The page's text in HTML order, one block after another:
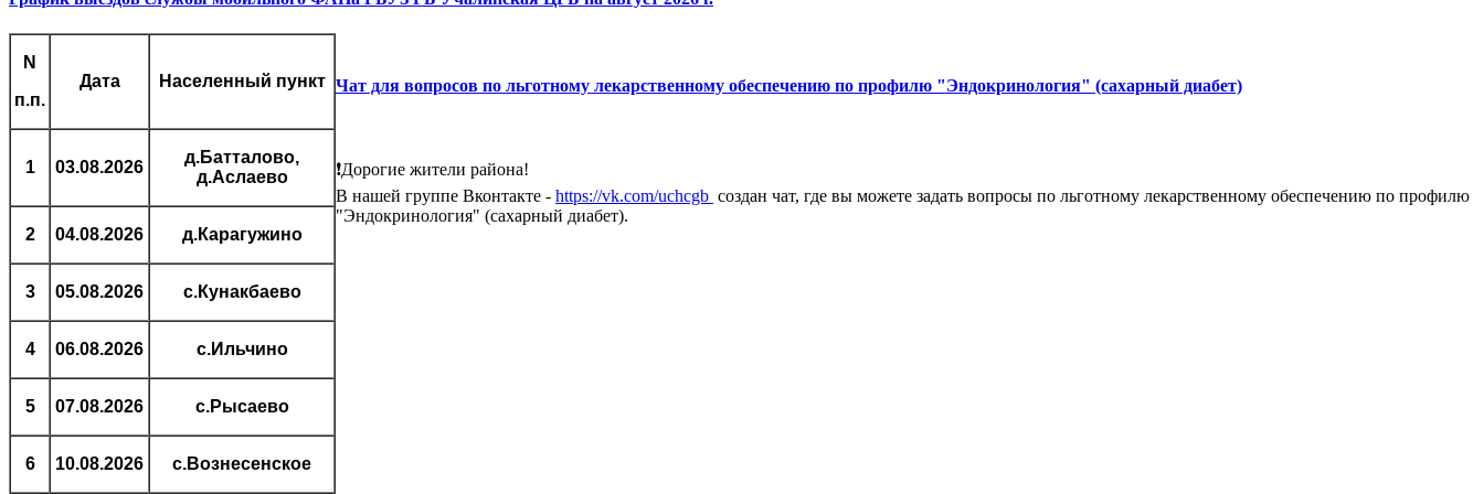
N
п.п.
Дата Населенный пункт
1 03.08.2026
д.Батталово,
д.Аслаево
2 04.08.2026 д.Карагужино
3 05.08.2026 с.Кунакбаево
4 06.08.2026 с.Ильчино
5 07.08.2026 с.Рысаево
6 10.08.2026 с.Вознесенское
Чат для вопросов по льготному лекарственному обеспечению по профилю "Эндокринология" (сахарный диабет)
❗Дорогие жители района!
В нашей группе Вконтакте - https://vk.com/uchcgb создан чат, где вы можете задать вопросы по льготному лекарственному обеспечению по профилю
"Эндокринология" (сахарный диабет).